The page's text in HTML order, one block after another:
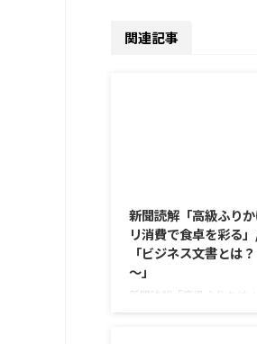
関連記事
新聞読解「高級ふり
リ消費で食卓を彩る
「ビジネス文書とは
～」
新聞読解「高級ふりかけ